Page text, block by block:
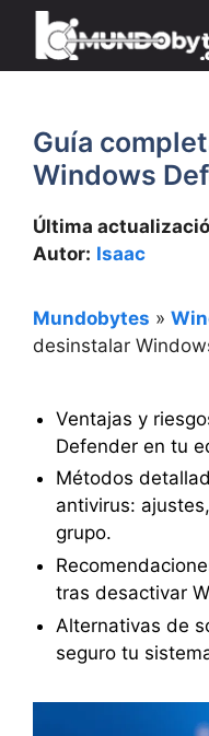
Saltar
contenido
Guía
Windows
Última
Autor: Isaac
Mundobytes »
desinstalar
Ventajas y
Defender en tu
Métodos
antivirus:
grupo.
tras desactivar
Alternativas de
seguro tu